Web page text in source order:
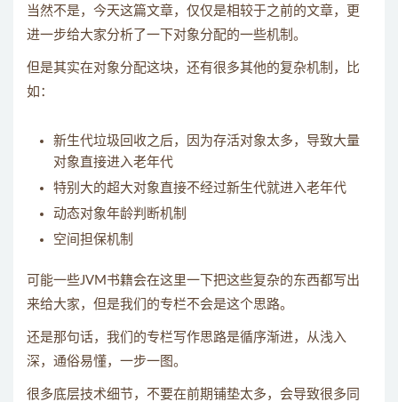
当然不是，今天这篇文章，仅仅是相较于之前的文章，更
进一步给大家分析了一下对象分配的一些机制。
但是其实在对象分配这块，还有很多其他的复杂机制，比
如：
新生代垃圾回收之后，因为存活对象太多，导致大量
对象直接进入老年代
特别大的超大对象直接不经过新生代就进入老年代
动态对象年龄判断机制
空间担保机制
可能一些JVM书籍会在这里一下把这些复杂的东西都写出
来给大家，但是我们的专栏不会是这个思路。
还是那句话，我们的专栏写作思路是循序渐进，从浅入
深，通俗易懂，一步一图。
很多底层技术细节，不要在前期铺垫太多，会导致很多同